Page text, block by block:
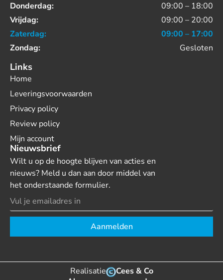
Donderdag:
09:00 – 18:00
Vrijdag:
09:00 – 20:00
Zaterdag:
09:00 – 17:00
Zondag:
Gesloten
Links
Home
Leveringsvoorwaarden
Privacy policy
Review policy
Mijn account
Nieuwsbrief
Wilt u op de hoogte blijven van acties en
nieuws? Meld u dan aan door middel van
het onderstaande formulier.
Aanmelden
Realisatie
Cees & Co